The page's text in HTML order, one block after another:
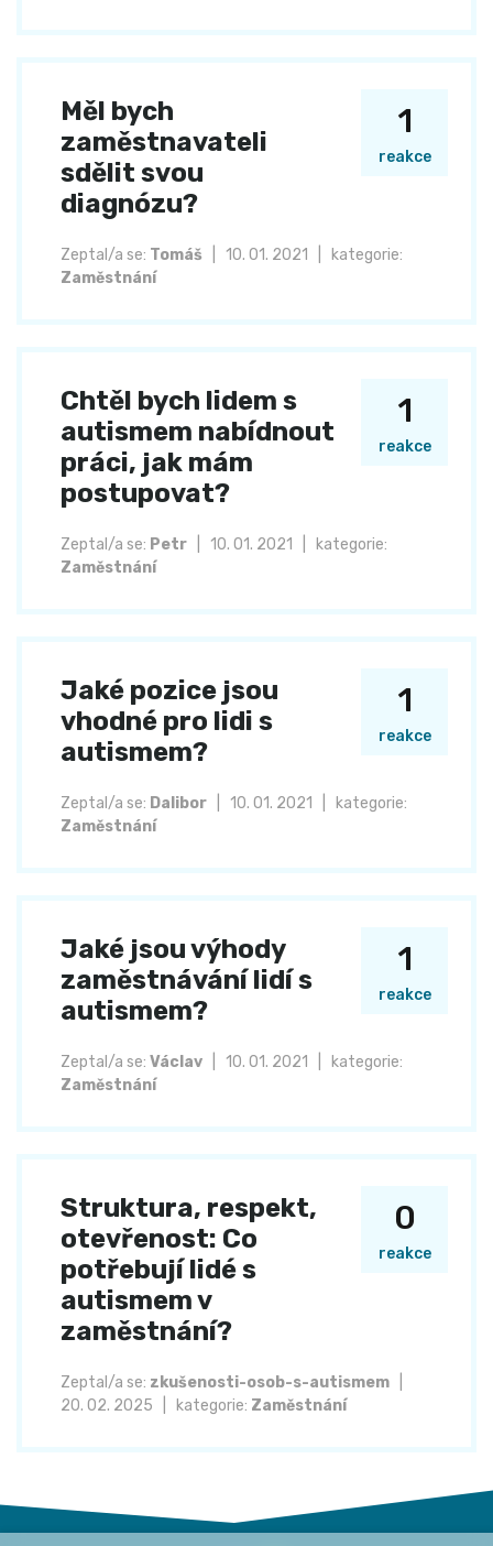
1
reakce
Měl bych
zaměstnavateli
sdělit svou
diagnózu?
Zeptal/a se: Tomáš 10. 01. 2021
kategorie:
Zaměstnání
1
reakce
Chtěl bych lidem s
autismem nabídnout
práci, jak mám
postupovat?
Zeptal/a se: Petr 10. 01. 2021
kategorie:
Zaměstnání
1
reakce
Jaké pozice jsou
vhodné pro lidi s
autismem?
Zeptal/a se: Dalibor 10. 01. 2021
kategorie:
Zaměstnání
1
reakce
Jaké jsou výhody
zaměstnávání lidí s
autismem?
Zeptal/a se: Václav 10. 01. 2021
kategorie:
Zaměstnání
0
reakce
Struktura, respekt,
otevřenost: Co
potřebují lidé s
autismem v
zaměstnání?
Zeptal/a se: zkušenosti-osob-s-autismem
20. 02. 2025
kategorie: Zaměstnání